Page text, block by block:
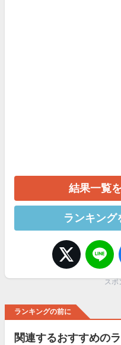
結果一覧
ランキング
スポ
ランキングの前に
関連するおすすめの